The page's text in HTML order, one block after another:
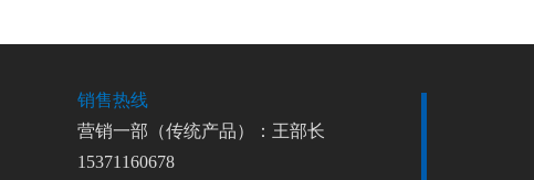
销售热线
营销一部（传统产品）：王部长
15371160678